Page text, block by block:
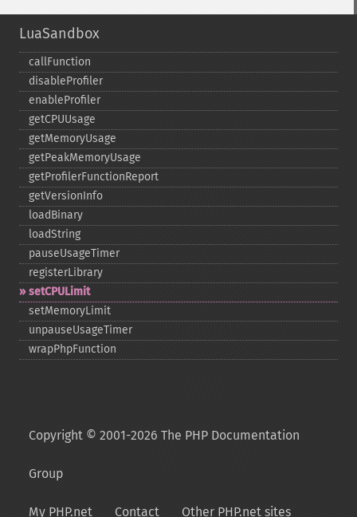
LuaSandbox
callFunction
disableProfiler
enableProfiler
getCPUUsage
getMemoryUsage
getPeakMemoryUsage
getProfilerFunctionReport
getVersionInfo
loadBinary
loadString
pauseUsageTimer
registerLibrary
setCPULimit
setMemoryLimit
unpauseUsageTimer
wrapPhpFunction
Copyright © 2001-2026 The PHP Documentation
Group
My PHP.net Contact Other PHP.net sites